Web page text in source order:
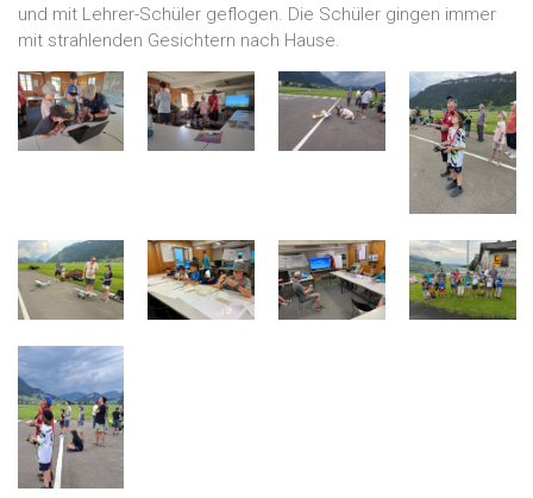
und mit Lehrer-Schüler geflogen. Die Schüler gingen immer
mit strahlenden Gesichtern nach Hause.